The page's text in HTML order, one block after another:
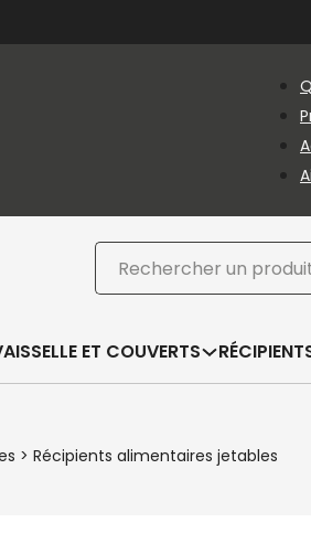
Rechercher
ET COUVERTS
> Récipients alimentaires jetables